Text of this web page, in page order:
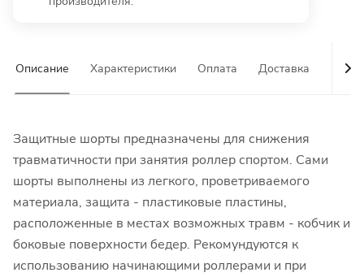
Описание Характеристики Оплата Доставка
Защитные шорты предназначены для снижения
травматичности при занятия роллер спортом. Сами
шорты выполнены из легкого, проветриваемого
материала, защита - пластиковые пластины,
расположенные в местах возможных травм - кобчик и
боковые поверхности бедер. Рекомундуются к
использованию начинающими роллерами и при